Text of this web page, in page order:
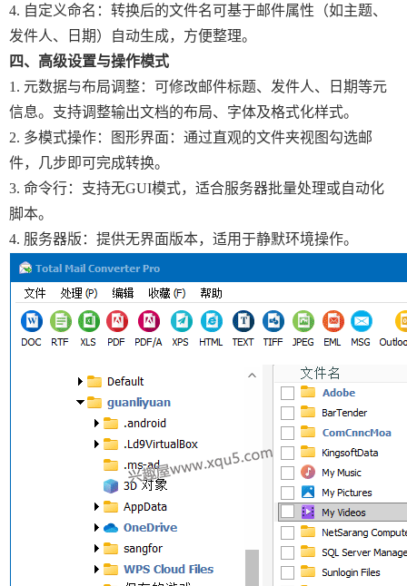
4. 自定义命名：转换后的文件名可基于邮件属性（如主题、
发件人、日期）自动生成，方便整理。
四、高级设置与操作模式
1. 元数据与布局调整：可修改邮件标题、发件人、日期等元
信息。支持调整输出文档的布局、字体及格式化样式。
2. 多模式操作：图形界面：通过直观的文件夹视图勾选邮
件，几步即可完成转换。
3. 命令行：支持无GUI模式，适合服务器批量处理或自动化
脚本。
4. 服务器版：提供无界面版本，适用于静默环境操作。